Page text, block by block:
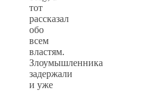
тот
рассказал
обо
всем
властям.
Злоумышленника
задержали
и уже